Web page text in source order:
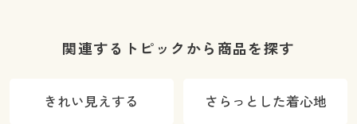
関連するトピックから商品を探す
きれい見えする さらっとした着心地